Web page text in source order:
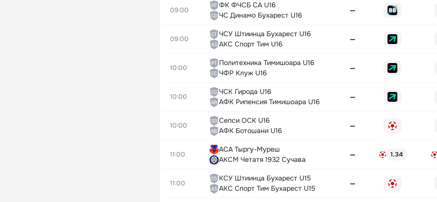
09:00
ФК ФЧСБ СА U16
ЧС Динамо Бухарест U16
—
09:00
ЧСУ Штиинца Бухарест U16
АКС Спорт Тим U16
—
10:00
Политехника Тимишоара U16
ЧФР Клуж U16
—
10:00
ЧСК Гирода U16
АФК Рипенсия Тимишоара U16
—
10:00
Сепси ОСК U16
АФК Ботошани U16
—
11:00
АСА Тыргу-Муреш
АКСМ Четатя 1932 Сучава
— 1.34
11:00
КСУ Штиинца Бухарест U15
АКС Спорт Тим Бухарест U15
—